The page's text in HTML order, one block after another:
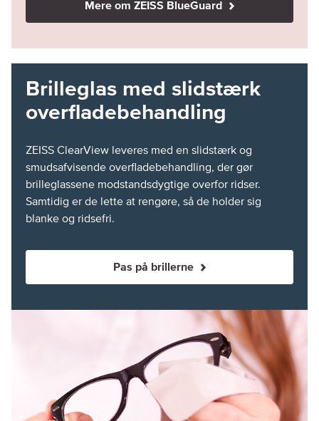
Mere om ZEISS BlueGuard
Brilleglas med slidstærk
overfladebehandling
ZEISS ClearView leveres med en slidstærk og
smudsafvisende overfladebehandling, der gør
brilleglassene modstandsdygtige overfor ridser.
Samtidig er de lette at rengøre, så de holder sig
blanke og ridsefri.
Pas på brillerne